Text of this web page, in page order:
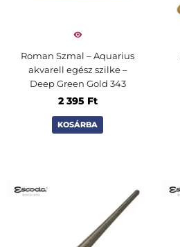
Roman Szmal – Aquarius
akvarell egész szilke –
Deep Green Gold 343
2 395 Ft
KOSÁRBA